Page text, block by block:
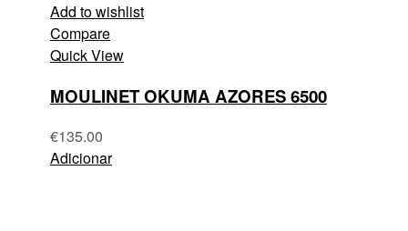
Add to wishlist
Compare
Quick View
MOULINET OKUMA AZORES 6500
€135.00
Adicionar